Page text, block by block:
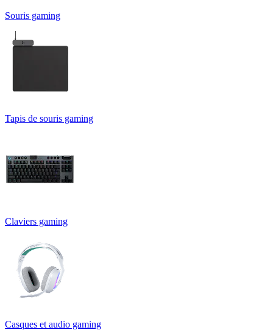
Souris gaming
Tapis de souris gaming
Claviers gaming
Casques et audio gaming